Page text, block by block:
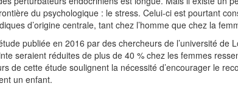
du psychologique : le stress. Celui-ci est pourtant
d’origine centrale, tant chez l’homme que chez la
publiée en 2016 par des chercheurs de l’université
seraient réduites de plus de 40 % chez les femmes
de cette étude soulignent la nécessité d’encourager le
un enfant.